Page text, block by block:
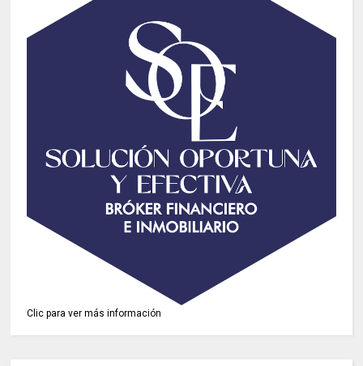
Clic para ver más información